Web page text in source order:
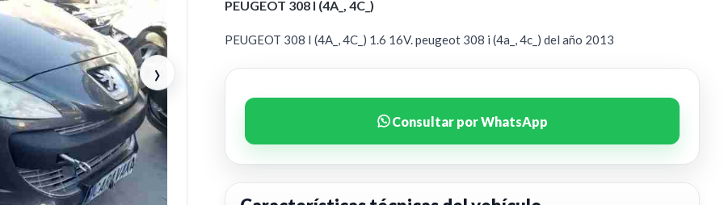
›
PEUGEOT 308 I (4A_, 4C_)
PEUGEOT 308 I (4A_, 4C_) 1.6 16V. peugeot 308 i (4a_, 4c_) del año 2013
Consultar por WhatsApp